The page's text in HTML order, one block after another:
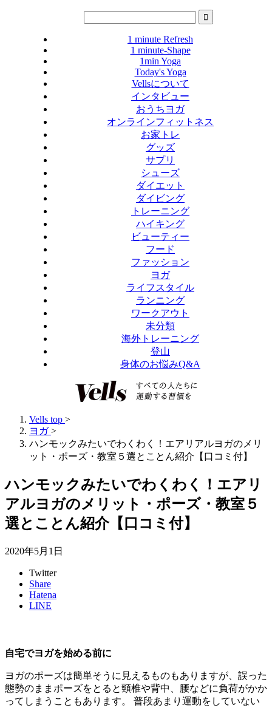
1 minute Refresh
1 minute-Shape
1min Yoga
Today's Yoga
Vellsについて
インタビュー
おうちヨガ
オンラインフィットネス
お家トレ
グッズ
サプリ
シューズ
ダイエット
ダイビング
トレーニング
ハイキング
ビューティー
フード
ファッション
ヨガ
ライフスタイル
ランニング
ワークアウト
未分類
海外トレーニング
登山
身体のお悩みQ&A
Vells top >
ヨガ >
ハンモックみたいでわくわく！エアリアルヨガのメリ
ット・ポーズ・教室５選とことん紹介【口コミ付】
ハンモックみたいでわくわく！エアリ
アルヨガのメリット・ポーズ・教室５
選とことん紹介【口コミ付】
2020年5月1日
Twitter
Share
Hatena
LINE
自宅でヨガを始める前に
ヨガのポーズは簡単そうに見えるものもありますが、誤った
態勢のままポーズをとると頸椎や背中、腰などに負荷がかか
ってしまうこともあります。 普段あまり運動をしていない